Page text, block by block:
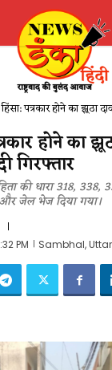
पत्रकार होने का झूठा
होने का
गिरफ्तार
की धारा 318,
जेल भेज दिया गया।
PM
Sambhal, Uttar